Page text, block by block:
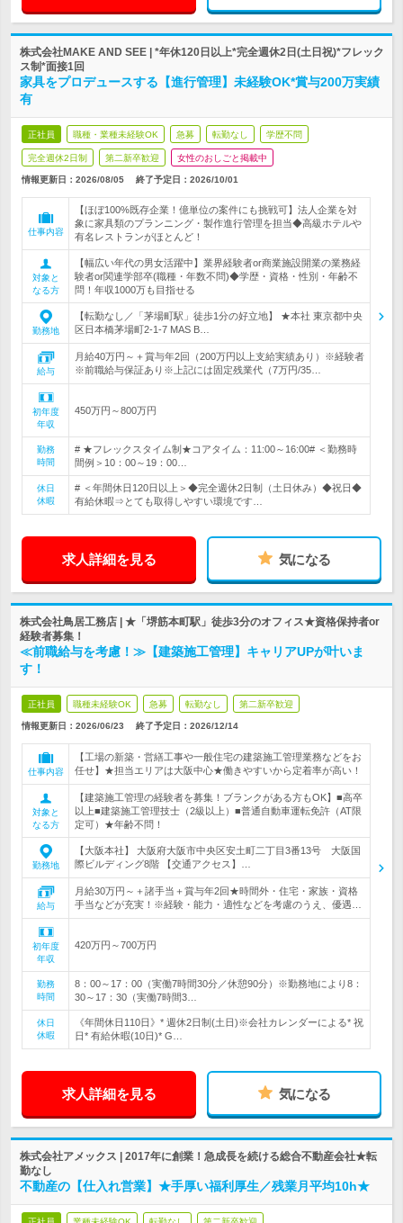
株式会社MAKE AND SEE | *年休120日以上*完全週休2日(土日祝)*フレック
ス制*面接1回
家具をプロデュースする【進行管理】未経験OK*賞与200万実績
有
正社員 職種・業種未経験OK 急募 転勤なし 学歴不問
完全週休2日制 第二新卒歓迎 女性のおしごと掲載中
情報更新日：2026/08/05 終了予定日： 2026/10/01
仕事内容
【ほぼ100%既存企業！億単位の案件にも挑戦可】法人企業を対
象に家具類のプランニング・製作進行管理を担当◆高級ホテルや
有名レストランがほとんど！
対象と
なる方
【幅広い年代の男女活躍中】業界経験者or商業施設開業の業務経
験者or関連学部卒(職種・年数不問)◆学歴・資格・性別・年齢不
問！年収1000万も目指せる
勤務地
【転勤なし／「茅場町駅」徒歩1分の好立地】 ★本社 東京都中央
区日本橋茅場町2-1-7 MAS B…
給与
月給40万円～＋賞与年2回（200万円以上支給実績あり）※経験者
※前職給与保証あり※上記には固定残業代（7万円/35…
初年度
年収
450万円～800万円
勤務
時間
# ★フレックスタイム制★コアタイム：11:00～16:00# ＜勤務時
間例＞10：00～19：00…
休日
休暇
# ＜年間休日120日以上＞◆完全週休2日制（土日休み）◆祝日◆
有給休暇⇒とても取得しやすい環境です…
求人詳細を見る 気になる
株式会社鳥居工務店 | ★「堺筋本町駅」徒歩3分のオフィス★資格保持者or
経験者募集！
≪前職給与を考慮！≫【建築施工管理】キャリアUPが叶いま
す！
正社員 職種未経験OK 急募 転勤なし 第二新卒歓迎
情報更新日：2026/06/23 終了予定日： 2026/12/14
仕事内容
【工場の新築・営繕工事や一般住宅の建築施工管理業務などをお
任せ】★担当エリアは大阪中心★働きやすいから定着率が高い！
対象と
なる方
【建築施工管理の経験者を募集！ブランクがある方もOK】■高卒
以上■建築施工管理技士（2級以上）■普通自動車運転免許（AT限
定可）★年齢不問！
勤務地
【大阪本社】 大阪府大阪市中央区安土町二丁目3番13号 大阪国
際ビルディング8階 【交通アクセス】…
給与
月給30万円～＋諸手当＋賞与年2回★時間外・住宅・家族・資格
手当などが充実！※経験・能力・適性などを考慮のうえ、優遇…
初年度
年収
420万円～700万円
勤務
時間
8：00～17：00（実働7時間30分／休憩90分）※勤務地により8：
30～17：30（実働7時間3…
休日
休暇
《年間休日110日》* 週休2日制(土日)※会社カレンダーによる* 祝
日* 有給休暇(10日)* G…
求人詳細を見る 気になる
株式会社アメックス | 2017年に創業！急成長を続ける総合不動産会社★転
勤なし
不動産の【仕入れ営業】★手厚い福利厚生／残業月平均10h★